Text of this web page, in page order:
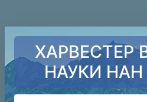
ХАРВЕСТЕР
НАУКИ НАН